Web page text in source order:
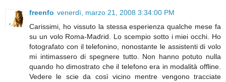
freenfo venerdì, marzo 21, 2008 3:34:00 PM
Carissimi, ho vissuto la stessa esperienza qualche mese fa
su un volo Roma-Madrid. Lo scempio sotto i miei occhi. Ho
fotografato con il telefonino, nonostante le assistenti di volo
mi intimassero di spegnere tutto. Non hanno potuto nulla
quando ho dimostrato che il telefono era in modalità offline.
Vedere le scie da così vicino mentre vengono tracciate